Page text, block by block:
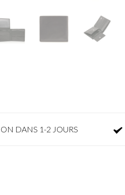
DANS 1-2 JOURS